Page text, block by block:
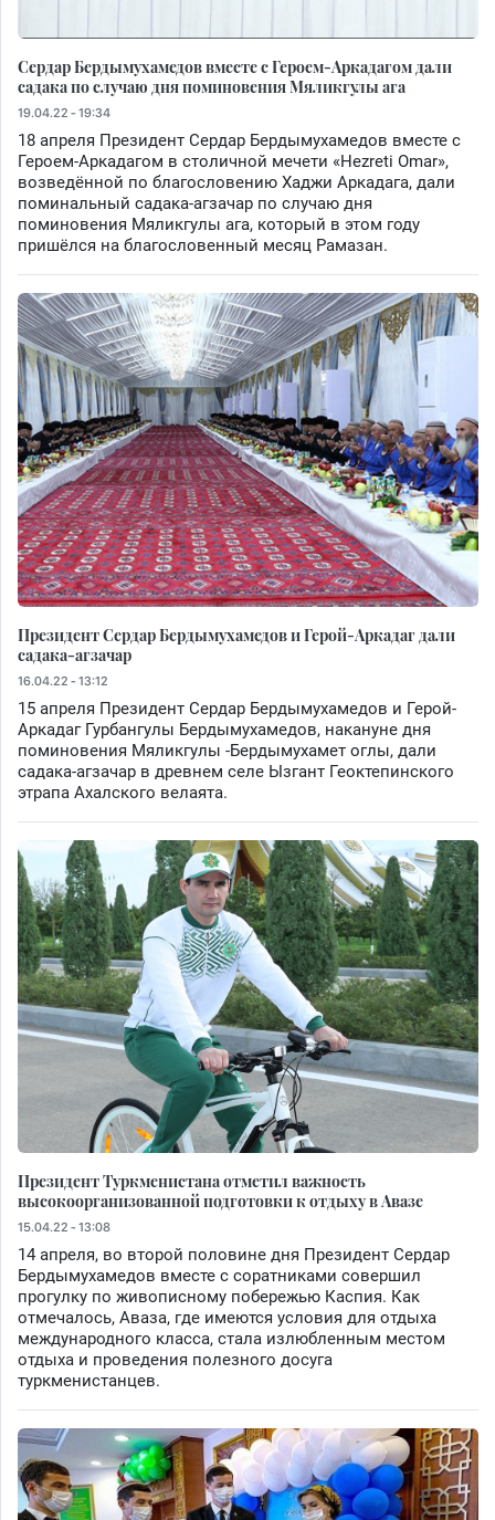
Сердар Бердымухамедов вместе с Героем-Аркадагом дали
садака по случаю дня поминовения Мяликгулы ага
19.04.22 - 19:34
18 апреля Президент Сердар Бердымухамедов вместе с
Героем-Аркадагом в столичной мечети «Hezreti Omar»,
возведённой по благословению Хаджи Аркадага, дали
поминальный садака-агзачар по случаю дня
поминовения Мяликгулы ага, который в этом году
пришёлся на благословенный месяц Рамазан.
Президент Сердар Бердымухамедов и Герой-Аркадаг дали
садака-агзачар
16.04.22 - 13:12
15 апреля Президент Сердар Бердымухамедов и Герой-
Аркадаг Гурбангулы Бердымухамедов, накануне дня
поминовения Мяликгулы -Бердымухамет оглы, дали
садака-агзачар в древнем селе Ызгант Геоктепинского
этрапа Ахалского велаята.
Президент Туркменистана отметил важность
высокоорганизованной подготовки к отдыху в Авазе
15.04.22 - 13:08
14 апреля, во второй половине дня Президент Сердар
Бердымухамедов вместе с соратниками совершил
прогулку по живописному побережью Каспия. Как
отмечалось, Аваза, где имеются условия для отдыха
международного класса, стала излюбленным местом
отдыха и проведения полезного досуга
туркменистанцев.